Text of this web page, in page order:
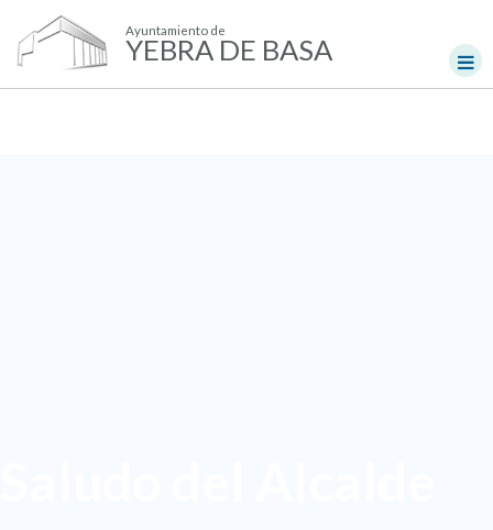
Ayuntamiento de
YEBRA DE BASA